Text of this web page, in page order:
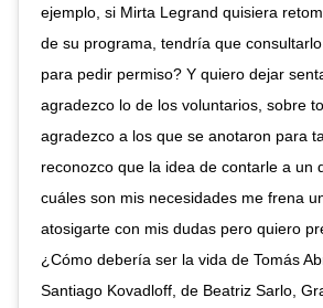
ejemplo, si Mirta Legrand quisiera
de su programa, tendría que
para pedir permiso? Y quiero dejar
agradezco lo de los voluntarios, sobre
agradezco a los que se anotaron para
reconozco que la idea de contarle a un
cuáles son mis necesidades me frena
atosigarte con mis dudas pero quiero
¿Cómo debería ser la vida de Tomás
Santiago Kovadloff, de Beatriz Sarlo,